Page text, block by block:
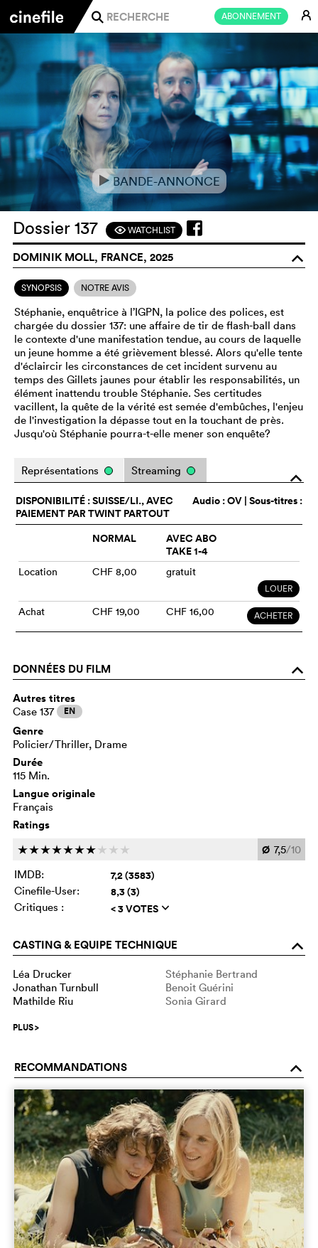
ABONNEMENT E
j
eBANDE-ANNONCE
Dossier 137 FWATCHLIST
DOMINIK MOLL, FRANCE, 2025 o
SYNOPSIS NOTRE AVIS
Stéphanie, enquêtrice à l’IGPN, la police des polices, est
chargée du dossier 137: une affaire de tir de flash-ball dans
le contexte d'une manifestation tendue, au cours de laquelle
un jeune homme a été grièvement blessé. Alors qu'elle tente
d'éclaircir les circonstances de cet incident survenu au
temps des Gillets jaunes pour établir les responsabilités, un
élément inattendu trouble Stéphanie. Ses certitudes
vacillent, la quête de la vérité est semée d'embûches, l'enjeu
de l'investigation la dépasse tout en la touchant de près.
Jusqu'où Stéphanie pourra-t-elle mener son enquête?
o
Représentations Streaming
Audio :OV | Sous-titres :
DISPONIBILITÉ : SUISSE/LI., AVEC
PAIEMENT PAR TWINT PARTOUT
NORMAL
AVEC ABO
TAKE 1-4
Location CHF 8,00 gratuit
LOUER
Achat CHF 19,00 CHF 16,00 ACHETER
DONNÉES DU FILM o
Autres titres
Case 137 EN
Genre
Policier/Thriller, Drame
Durée
115 Min.
Langue originale
Français
Ratings
ccccccc c c c Ø 7,5/10
IMDB:
7,2 (3583)
Cinefile-User: 8,3 (3)
Critiques : < 3 VOTES q
CASTING & EQUIPE TECHNIQUE o
Léa Drucker
Stéphanie Bertrand
Jonathan Turnbull
Benoit Guérini
Mathilde Riu
Sonia Girard
PLUS>
RECOMMANDATIONS o